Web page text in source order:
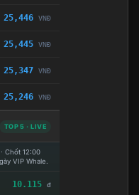
25,446 VNĐ
25,445 VNĐ
25,347 VNĐ
25,246 VNĐ
TOP 5 · LIVE
Chốt 12:00
VIP Whale.
10.115 đ